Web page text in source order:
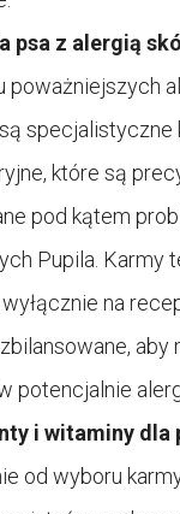
psa z alergią
poważniejszych
specjalistyczne
które są
pod kątem
Pupila. Karmy
na
aby
potencjalnie
i witaminy dla
od wyboru